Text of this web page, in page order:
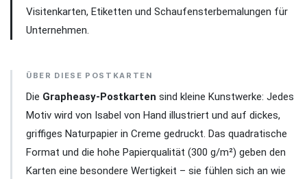
Visitenkarten, Etiketten und Schaufensterbemalungen für
Unternehmen.
ÜBER DIESE POSTKARTEN
Die Grapheasy-Postkarten sind kleine Kunstwerke: Jedes
Motiv wird von Isabel von Hand illustriert und auf dickes,
griffiges Naturpapier in Creme gedruckt. Das quadratische
Format und die hohe Papierqualität (300 g/m²) geben den
Karten eine besondere Wertigkeit – sie fühlen sich an wie